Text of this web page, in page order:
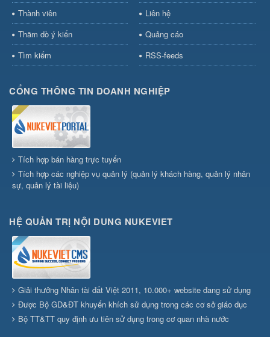
Thành viên
Liên hệ
Thăm dò ý kiến
Quảng cáo
Tìm kiếm
RSS-feeds
CỔNG THÔNG TIN DOANH NGHIỆP
Tích hợp bán hàng trực tuyến
Tích hợp các nghiệp vụ quản lý (quản lý khách hàng, quản lý nhân
sự, quản lý tài liệu)
HỆ QUẢN TRỊ NỘI DUNG NUKEVIET
Giải thưởng Nhân tài đất Việt 2011, 10.000+ website đang sử dụng
Được Bộ GD&ĐT khuyến khích sử dụng trong các cơ sở giáo dục
Bộ TT&TT quy định ưu tiên sử dụng trong cơ quan nhà nước